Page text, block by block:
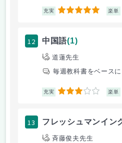
充実 5 楽単
12 中国語(1)
道蓮先生
毎週教科書をベース
充実 3 楽単
13 フレッシュマンイン
斉藤俊夫先生